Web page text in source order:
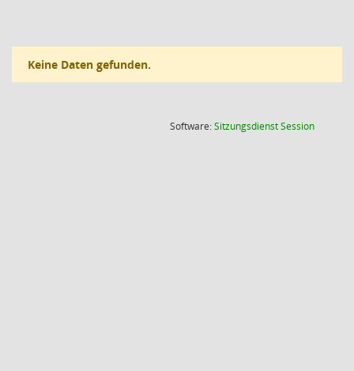
Keine Daten gefunden.
Software:SitzungsdienstSession(Wird in